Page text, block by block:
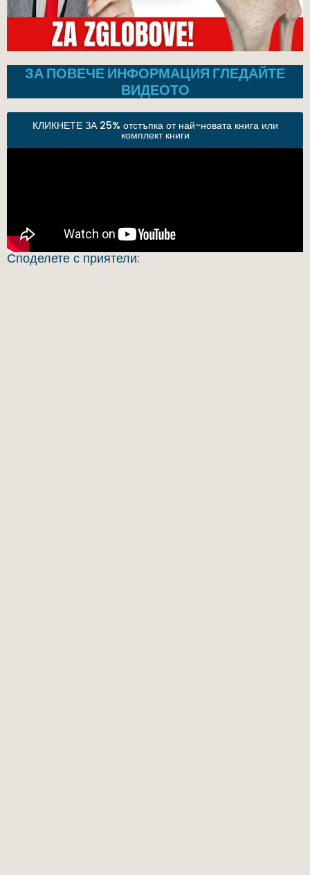
ЗА ПОВЕЧЕ ИНФОРМАЦИЯ ГЛЕДАЙТЕ
ВИДЕОТО
КЛИКНЕТЕ ЗА 25% отстъпка от най-новата книга или
комплект книги
Споделете с приятели: